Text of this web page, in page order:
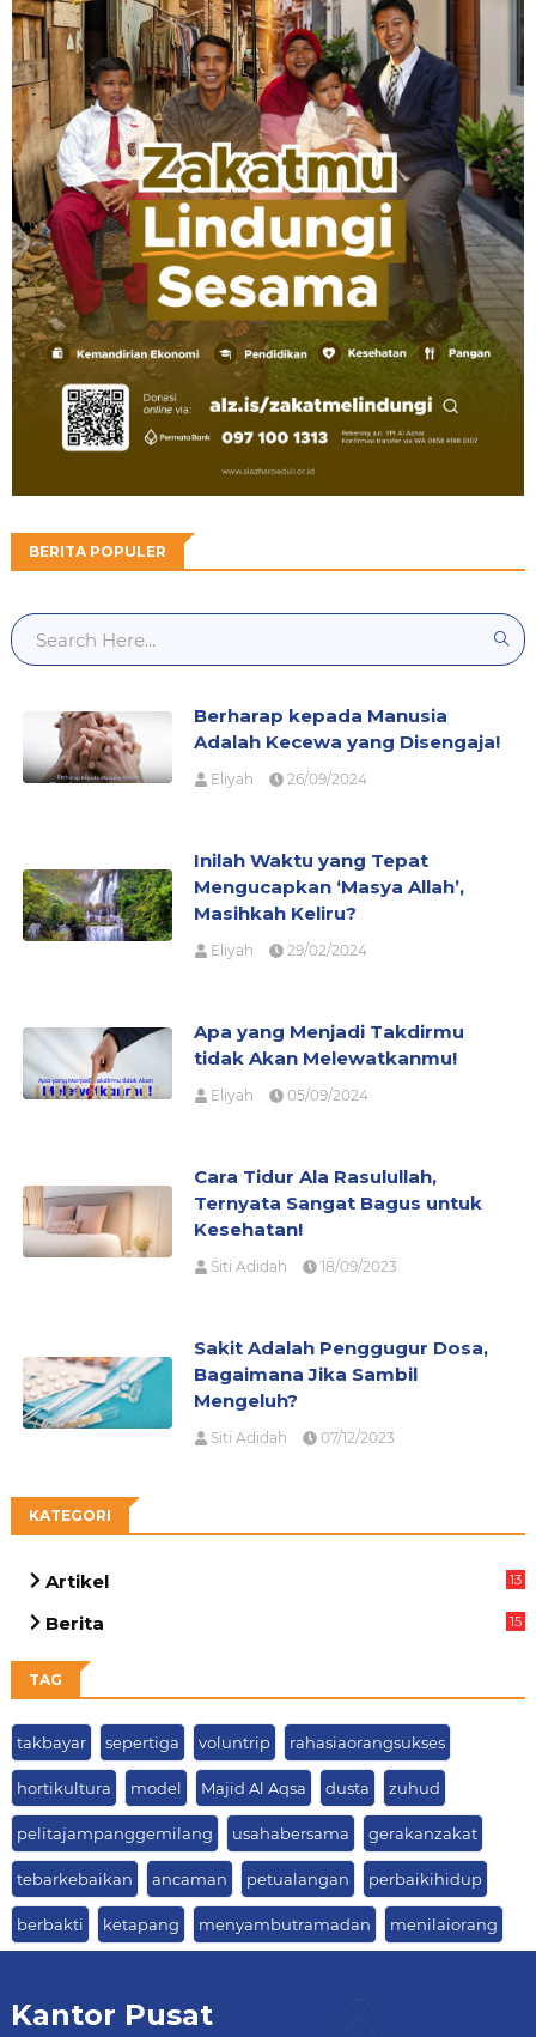
BERITA POPULER
Berharap kepada Manusia
Adalah Kecewa yang Disengaja!
Eliyah 26/09/2024
Inilah Waktu yang Tepat
Mengucapkan ‘Masya Allah’,
Masihkah Keliru?
Eliyah 29/02/2024
Apa yang Menjadi Takdirmu
tidak Akan Melewatkanmu!
Eliyah 05/09/2024
Cara Tidur Ala Rasulullah,
Ternyata Sangat Bagus untuk
Kesehatan!
Siti Adidah 18/09/2023
Sakit Adalah Penggugur Dosa,
Bagaimana Jika Sambil
Mengeluh?
Siti Adidah 07/12/2023
KATEGORI
Artikel
13
Berita
15
TAG
takbayar sepertiga voluntrip rahasiaorangsukses
hortikultura model Majid Al Aqsa dusta zuhud
pelitajampanggemilang usahabersama gerakanzakat
tebarkebaikan ancaman petualangan perbaikihidup
berbakti ketapang menyambutramadan menilaiorang
Kantor Pusat